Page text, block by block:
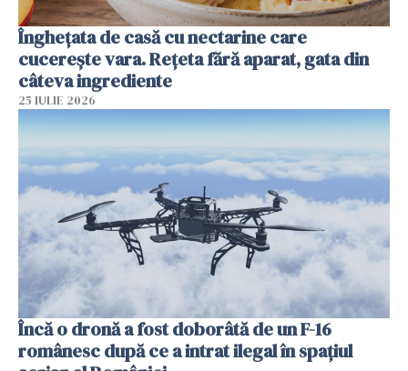
Înghețata de casă cu nectarine care
cucerește vara. Rețeta fără aparat, gata din
câteva ingrediente
25 IULIE 2026
Încă o dronă a fost doborâtă de un F-16
românesc după ce a intrat ilegal în spațiul